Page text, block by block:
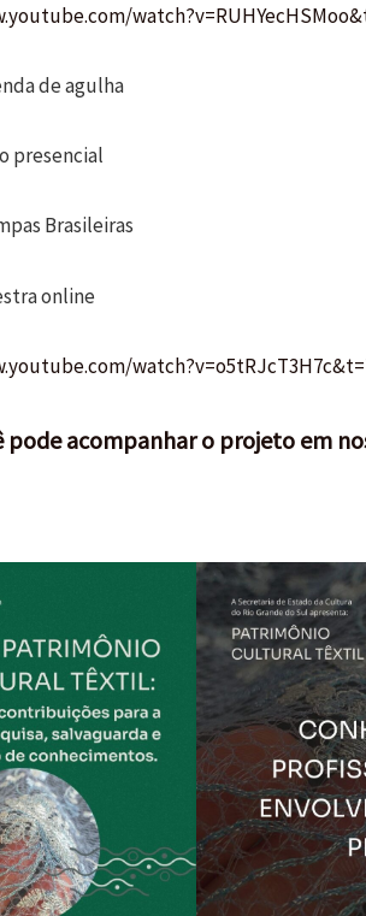
de agulha
presencial
Brasileiras
online
pode acompanhar o projeto em